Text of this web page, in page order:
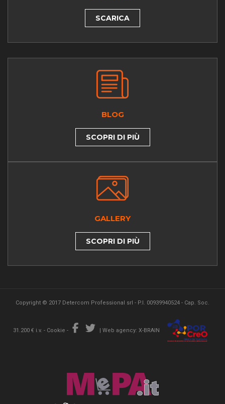
SCARICA
BLOG
SCOPRI DI PIÙ
GALLERY
SCOPRI DI PIÙ
Copyright © 2017 Detercom Professional srl - P.I. 00939940524 - Cap. Soc.
31.200 € i.v. - Cookie - | Web agency: X-BRAIN